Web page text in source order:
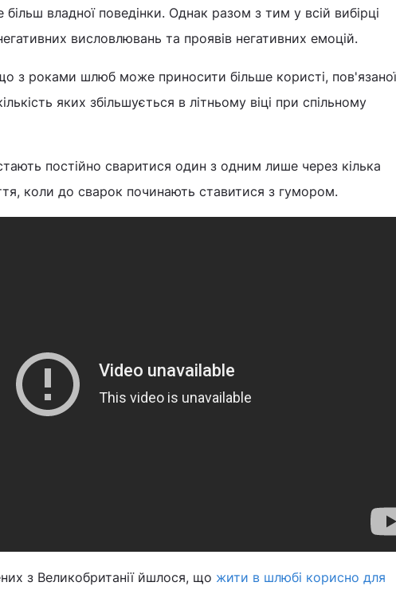
владної поведінки. Однак разом з тим у всій вибірці
висловлювань та проявів негативних емоцій.
з роками шлюб може приносити більше користі,
яких збільшується в літньому віці при спільному
постійно сваритися один з одним лише через кілька
коли до сварок починають ставитися з гумором.
з Великобританії йшлося, що жити в шлюбі корисно для